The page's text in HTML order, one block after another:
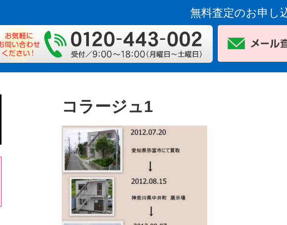
無料査定のお申し
コラージュ1